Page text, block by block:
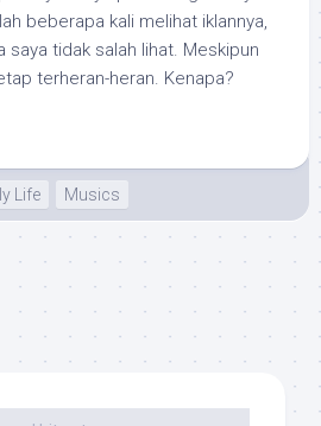
beberapa kali melihat iklannya,
saya tidak salah lihat. Meskipun
terheran-heran. Kenapa?
Life Musics